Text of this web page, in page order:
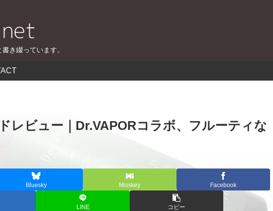
き綴っています。
レビュー｜Dr.VAPORコラボ、フルーティな
Bluesky Misskey Facebook
LINE コピー